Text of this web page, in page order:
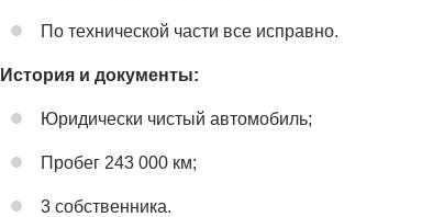
По технической части все исправно.
История и документы:
Юридически чистый автомобиль;
Пробег 243 000 км;
3 собственника.